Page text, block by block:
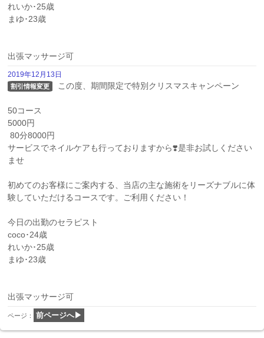
れいか･25歳
まゆ･23歳
出張マッサージ可
2019年12月13日
割引情報変更 この度、期間限定で特別クリスマスキャンペーン
50コース
5000円
サービスでネイルケアも行っておりますから❣️是非お試しください
ませ
初めてのお客様にご案内する、当店の主な施術をリーズナブルに体
験していただけるコースです。ご利用ください！
今日の出勤のセラピスト
coco･24歳
れいか･25歳
まゆ･23歳
出張マッサージ可
ページ： 前ページへ▶